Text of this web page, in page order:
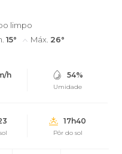
limpo
15° Máx. 26°
h 54%
Umidade
17h40
Pôr do sol